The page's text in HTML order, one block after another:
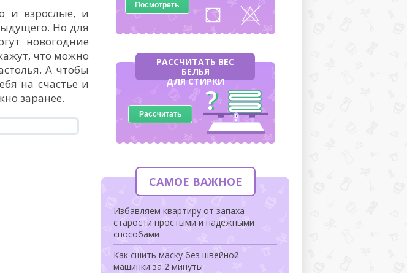
и взрослые, и
Но для
новогодние
что можно
А чтобы
на счастье и
заранее.
Посмотреть
РАССЧИТАТЬ ВЕС
БЕЛЬЯ
ДЛЯ СТИРКИ
Рассчитать
САМОЕ ВАЖНОЕ
Избавляем квартиру от запаха
старости простыми и надежными
способами
Как сшить маску без швейной
машинки за 2 минуты